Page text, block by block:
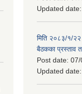
Updated date:
मिति २०८३/१/२२
बैठकका प्रस्ताव
Post date: 07/
Updated date: